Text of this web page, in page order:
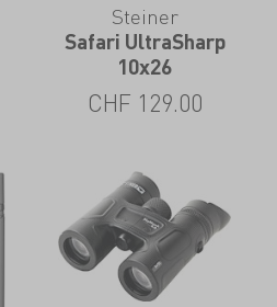
Steiner
Safari UltraSharp
10x26
CHF 129.00